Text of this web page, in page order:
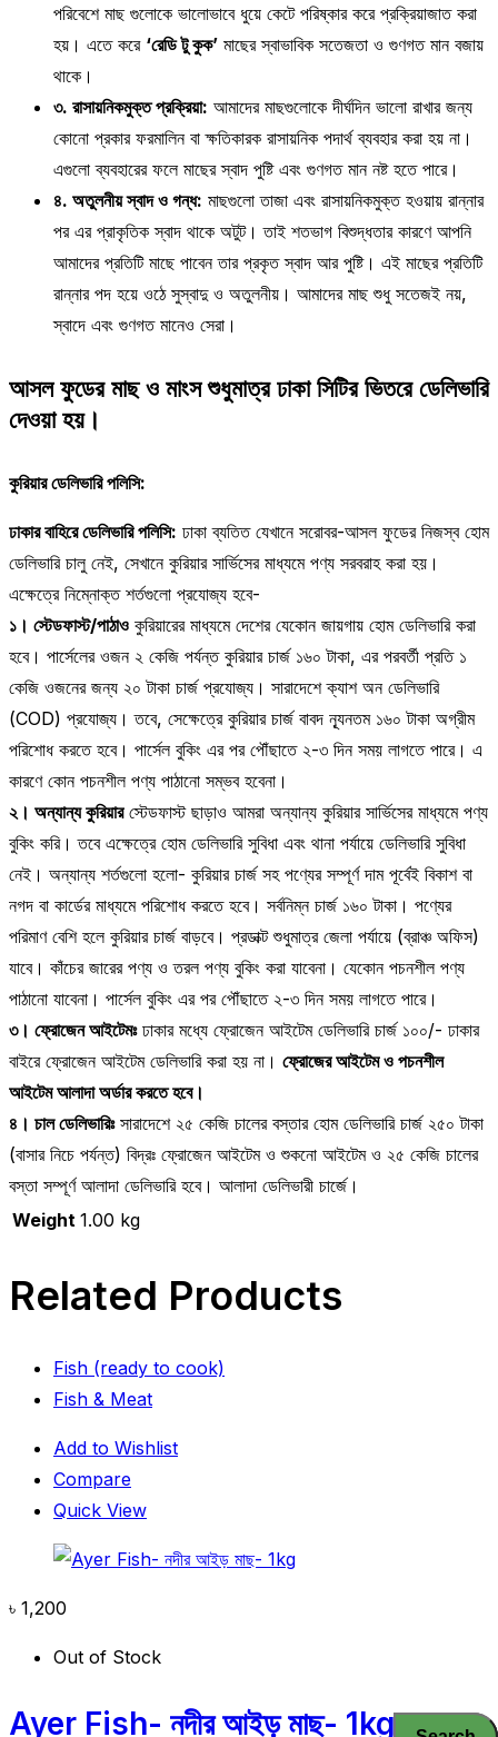
পরিবেশে মাছ গুলোকে ভালোভাবে ধুয়ে কেটে পরিষ্কার করে প্রক্রিয়াজাত করা
হয়। এতে করে ‘রেডি টু কুক’ মাছের স্বাভাবিক সতেজতা ও গুণগত মান বজায়
থাকে।
৩. রাসায়নিকমুক্ত প্রক্রিয়া: আমাদের মাছগুলোকে দীর্ঘদিন ভালো রাখার জন্য
কোনো প্রকার ফরমালিন বা ক্ষতিকারক রাসায়নিক পদার্থ ব্যবহার করা হয় না।
এগুলো ব্যবহারের ফলে মাছের স্বাদ পুষ্টি এবং গুণগত মান নষ্ট হতে পারে।
৪. অতুলনীয় স্বাদ ও গন্ধ: মাছগুলো তাজা এবং রাসায়নিকমুক্ত হওয়ায় রান্নার
পর এর প্রাকৃতিক স্বাদ থাকে অটুট। তাই শতভাগ বিশুদ্ধতার কারণে আপনি
আমাদের প্রতিটি মাছে পাবেন তার প্রকৃত স্বাদ আর পুষ্টি। এই মাছের প্রতিটি
রান্নার পদ হয়ে ওঠে সুস্বাদু ও অতুলনীয়। আমাদের মাছ শুধু সতেজই নয়,
স্বাদে এবং গুণগত মানেও সেরা।
আসল ফুডের মাছ ও মাংস শুধুমাত্র ঢাকা সিটির ভিতরে ডেলিভারি
দেওয়া হয়।
কুরিয়ার ডেলিভারি পলিসি:
ঢাকার বাহিরে ডেলিভারি পলিসি: ঢাকা ব্যতিত যেখানে সরোবর-আসল ফুডের নিজস্ব হোম
ডেলিভারি চালু নেই, সেখানে কুরিয়ার সার্ভিসের মাধ্যমে পণ্য সরবরাহ করা হয়।
এক্ষেত্রে নিম্নোক্ত শর্তগুলো প্রযোজ্য হবে-
১। স্টেডফাস্ট/পাঠাও কুরিয়ারের মাধ্যমে দেশের যেকোন জায়গায় হোম ডেলিভারি করা
হবে। পার্সেলের ওজন ২ কেজি পর্যন্ত কুরিয়ার চার্জ ১৬০ টাকা, এর পরবর্তী প্রতি ১
কেজি ওজনের জন্য ২০ টাকা চার্জ প্রযোজ্য। সারাদেশে ক্যাশ অন ডেলিভারি
(COD) প্রযোজ্য। তবে, সেক্ষেত্রে কুরিয়ার চার্জ বাবদ ন্যূনতম ১৬০ টাকা অগ্রীম
পরিশোধ করতে হবে। পার্সেল বুকিং এর পর পৌঁছাতে ২-৩ দিন সময় লাগতে পারে। এ
কারণে কোন পচনশীল পণ্য পাঠানো সম্ভব হবেনা।
২। অন্যান্য কুরিয়ারস্টেডফাস্ট ছাড়াও আমরা অন্যান্য কুরিয়ার সার্ভিসের মাধ্যমে পণ্য
বুকিং করি। তবে এক্ষেত্রে হোম ডেলিভারি সুবিধা এবং থানা পর্যায়ে ডেলিভারি সুবিধা
নেই। অন্যান্য শর্তগুলো হলো- কুরিয়ার চার্জ সহ পণ্যের সম্পূর্ণ দাম পূর্বেই বিকাশ বা
নগদ বা কার্ডের মাধ্যমে পরিশোধ করতে হবে। সর্বনিম্ন চার্জ ১৬০ টাকা। পণ্যের
পরিমাণ বেশি হলে কুরিয়ার চার্জ বাড়বে। প্রডাক্ট শুধুমাত্র জেলা পর্যায়ে (ব্রাঞ্চ অফিস)
যাবে। কাঁচের জারের পণ্য ও তরল পণ্য বুকিং করা যাবেনা। যেকোন পচনশীল পণ্য
পাঠানো যাবেনা। পার্সেল বুকিং এর পর পৌঁছাতে ২-৩ দিন সময় লাগতে পারে।
৩। ফ্রোজেন আইটেমঃঢাকার মধ্যে ফ্রোজেন আইটেম ডেলিভারি চার্জ ১০০/- ঢাকার
বাইরে ফ্রোজেন আইটেম ডেলিভারি করা হয় না। ফ্রোজের আইটেম ও পচনশীল
আইটেম আলাদা অর্ডার করতে হবে।
৪। চাল ডেলিভারিঃসারাদেশে ২৫ কেজি চালের বস্তার হোম ডেলিভারি চার্জ ২৫০ টাকা
(বাসার নিচে পর্যন্ত) বিদ্রঃ ফ্রোজেন আইটেম ও শুকনো আইটেম ও ২৫ কেজি চালের
বস্তা সম্পূর্ণ আলাদা ডেলিভারি হবে। আলাদা ডেলিভারী চার্জে।
Weight 1.00 kg
Related Products
Fish (ready to cook)
Fish & Meat
Add to Wishlist
Compare
Quick View
৳ 1,200
Out of Stock
Ayer Fish- নদীর আইড় মাছ- 1kg